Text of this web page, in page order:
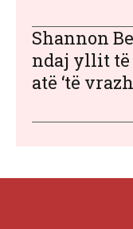
Shannon
ndaj yllit të
atë ‘të